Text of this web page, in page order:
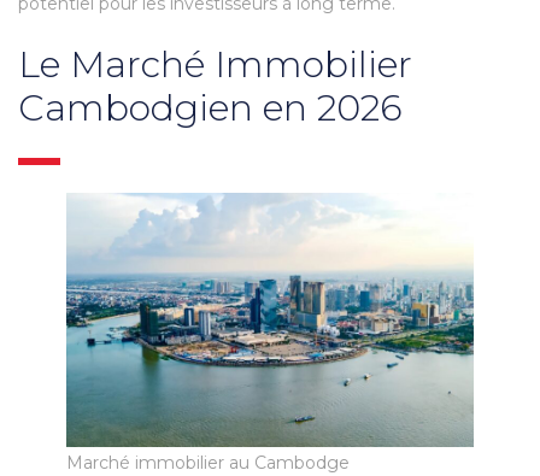
Le Marché Immobilier
Cambodgien en 2026
Marché immobilier au Cambodge